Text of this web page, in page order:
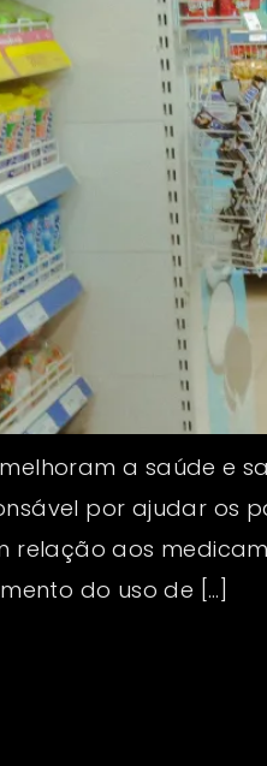
a saúde e
por ajudar os
relação aos
do uso de […]